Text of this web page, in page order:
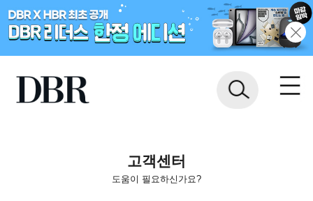
고객센터
도움이 필요하신가요?